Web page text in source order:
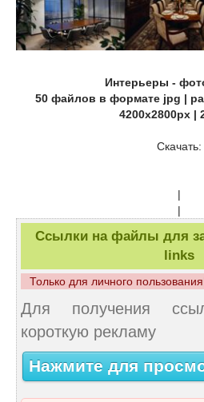
Интерьеры -
50 файлов в формате jpg |
4200x2800px |
Скачать:
|
|
Ссылки на файлы для
links
Только для личного
Для получения
короткую рекламу
Нажмите для